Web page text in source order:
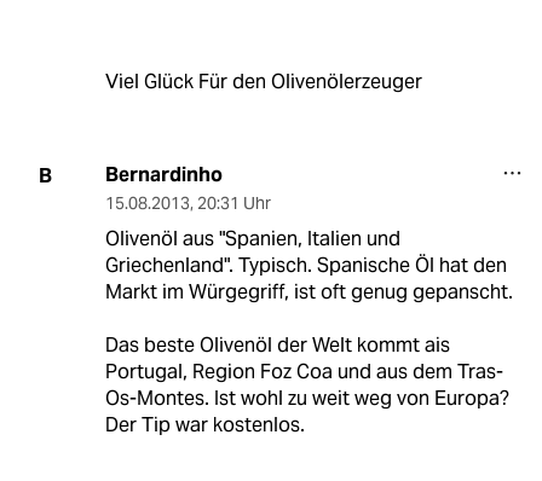
Viel Glück Für den Olivenölerzeuger
B Bernardinho
15.08.2013, 20:31 Uhr
Olivenöl aus "Spanien, Italien und
Griechenland". Typisch. Spanische Öl hat den
Markt im Würgegriff, ist oft genug gepanscht.
Das beste Olivenöl der Welt kommt ais
Portugal, Region Foz Coa und aus dem Tras-
Os-Montes. Ist wohl zu weit weg von Europa?
Der Tip war kostenlos.